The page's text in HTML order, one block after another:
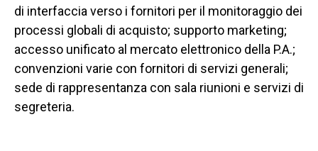
di interfaccia verso i fornitori per il monitoraggio dei
processi globali di acquisto; supporto marketing;
accesso unificato al mercato elettronico della P.A.;
convenzioni varie con fornitori di servizi generali;
sede di rappresentanza con sala riunioni e servizi di
segreteria.